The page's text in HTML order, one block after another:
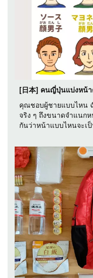
[日本] คนญี่ปุ่นแบ่งหน้า
คุณชอบผู้ชายแบบไหน
จริง ๆ ถึงขนาดจำแนก
กันว่าหน้าแบบไหนจะเ